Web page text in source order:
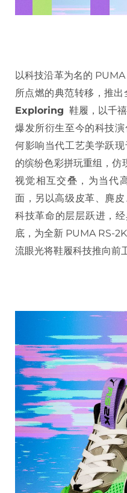
以科技沿革为名的
所点燃的典范转移，推出
Exploring 鞋履，以千
爆发所衍生至今的科技
何影响当代工艺美学跃
的缤纷色彩拼玩重组，
视觉相互交叠，为当代
面，另以高级皮革、麂
科技革命的层层跃进，
底，为全新 PUMA RS-
流眼光将鞋履科技推向前